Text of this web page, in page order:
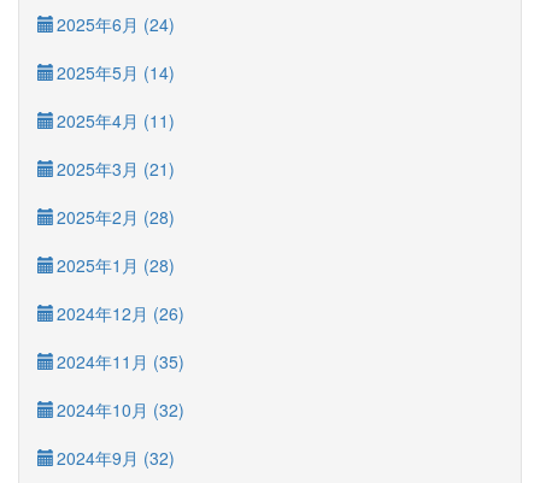
2025年6月 (24)
2025年5月 (14)
2025年4月 (11)
2025年3月 (21)
2025年2月 (28)
2025年1月 (28)
2024年12月 (26)
2024年11月 (35)
2024年10月 (32)
2024年9月 (32)